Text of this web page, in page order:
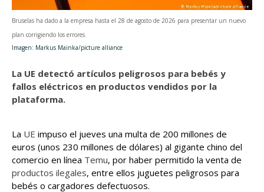
Bruselas ha dado a la empresa hasta el 28 de agosto de 2026 para presentar un nuevo
plan corrigiendo los errores.
Imagen: Markus Mainka/picture alliance
La UE detectó artículos peligrosos para bebés y
fallos eléctricos en productos vendidos por la
plataforma.
La UE impuso el jueves una multa de 200 millones de
euros (unos 230 millones de dólares) al gigante chino del
comercio en línea Temu, por haber permitido la venta de
productos ilegales, entre ellos juguetes peligrosos para
bebés o cargadores defectuosos.